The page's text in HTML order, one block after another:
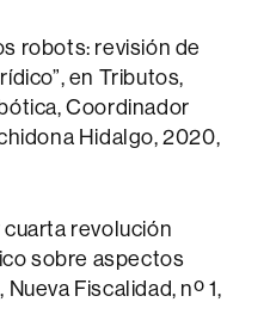
robots: revisión de
en Tributos,
Coordinador
Hidalgo, 2020,
revolución
sobre aspectos
Fiscalidad, nº 1,